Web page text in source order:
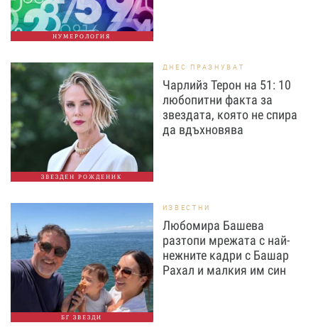
НУМЕРОЛОГИЯ
ЗВЕЗДЕН РОЖДЕНИК
ДНЕС ПРАЗНУВАТ
Чарлийз Терон на 51: 10
любопитни факта за
звездата, която не спира
да вдъхновява
БГ ЗВЕЗДИ
ИЗВЕСТНИ
Любомира Башева
разтопи мрежата с най-
нежните кадри с Башар
Рахал и малкия им син